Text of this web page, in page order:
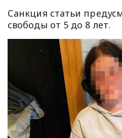
Санкция статьи
свободы от 5 до 8 лет.